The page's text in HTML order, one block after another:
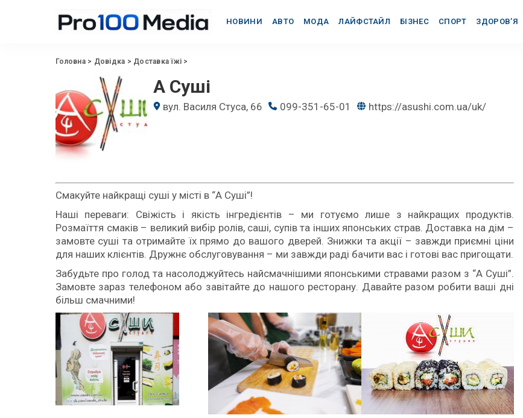
НОВИНИ АВТО МОДА ЛАЙФСТАЙЛ БІЗНЕС СПОРТ ЗДОРОВ’Я
Головна > Довідка > Доставка їжі >
А Суші
вул. Василя Стуса, 66 099-351-65-01 https://asushi.com.ua/uk/
Смакуйте найкращі суші у місті в “А Суші”!
Наші переваги: Свіжість і якість інгредієнтів – ми готуємо лише з найкращих продуктів.
Розмаїття смаків – великий вибір ролів, саші, супів та інших японських страв. Доставка на дім –
замовте суші та отримайте їх прямо до вашого дверей. Знижки та акції – завжди приємні ціни
для наших клієнтів. Дружнє обслуговування – ми завжди раді бачити вас і готові вас пригощати.
Забудьте про голод та насолоджуйтесь найсмачнішими японськими стравами разом з “А Суші”.
Замовте зараз телефоном або завітайте до нашого ресторану. Давайте разом робити ваші дні
більш смачними!